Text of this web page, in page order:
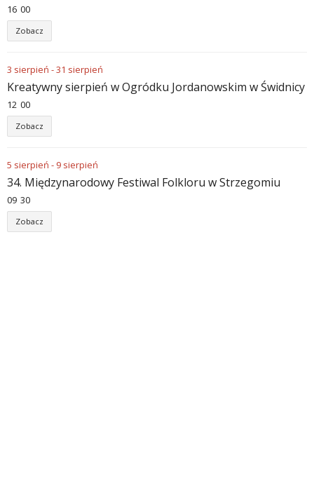
16 00
Zobacz
3 sierpień -31 sierpień
Kreatywny sierpień w Ogródku Jordanowskim w Świdnicy
12 00
Zobacz
5 sierpień - 9 sierpień
34. Międzynarodowy Festiwal Folkloru w Strzegomiu
09 30
Zobacz